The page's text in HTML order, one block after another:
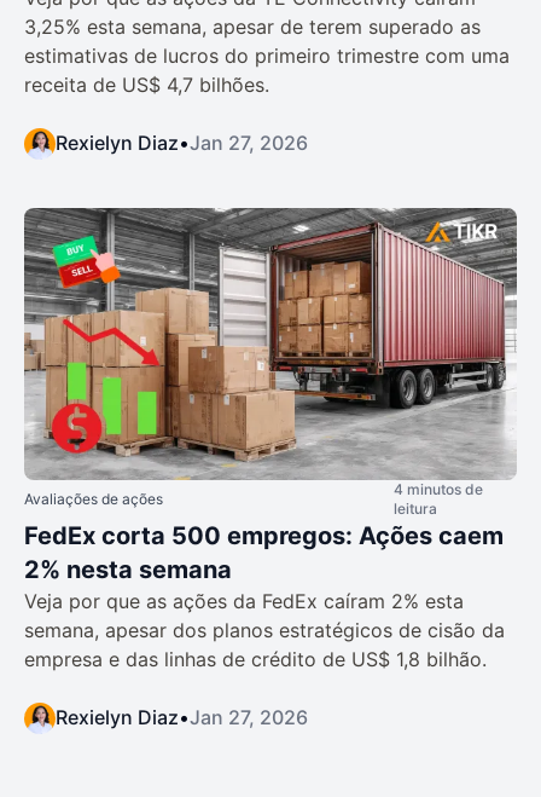
3,25% esta semana, apesar de terem superado as
estimativas de lucros do primeiro trimestre com uma
receita de US$ 4,7 bilhões.
Rexielyn Diaz•Jan 27, 2026
Avaliações de ações
4 minutos de
leitura
FedEx corta 500 empregos: Ações caem
2% nesta semana
Veja por que as ações da FedEx caíram 2% esta
semana, apesar dos planos estratégicos de cisão da
empresa e das linhas de crédito de US$ 1,8 bilhão.
Rexielyn Diaz•Jan 27, 2026